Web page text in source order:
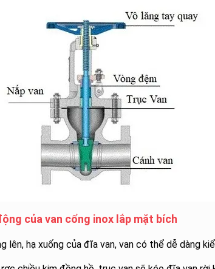
của van cổng inox lắp mặt bích
lên, hạ xuống của đĩa van, van có thể dễ dàng